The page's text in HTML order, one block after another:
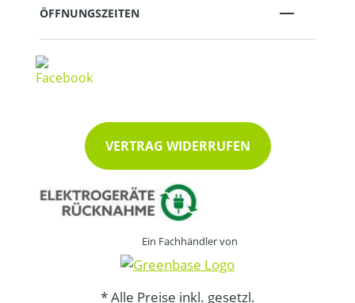
ÖFFNUNGSZEITEN
VERTRAG WIDERRUFEN
Ein Fachhändler von
* Alle Preise inkl. gesetzl.